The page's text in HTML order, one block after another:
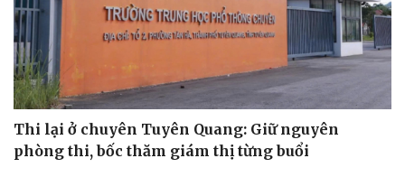
Thi lại ở chuyên Tuyên Quang: Giữ nguyên
phòng thi, bốc thăm giám thị từng buổi